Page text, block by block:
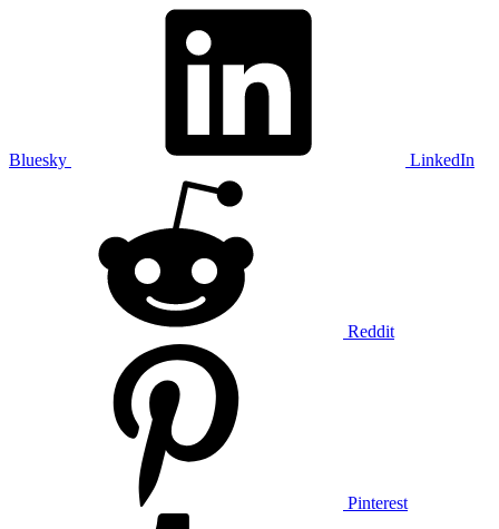
Bluesky LinkedIn
Reddit
Pinterest